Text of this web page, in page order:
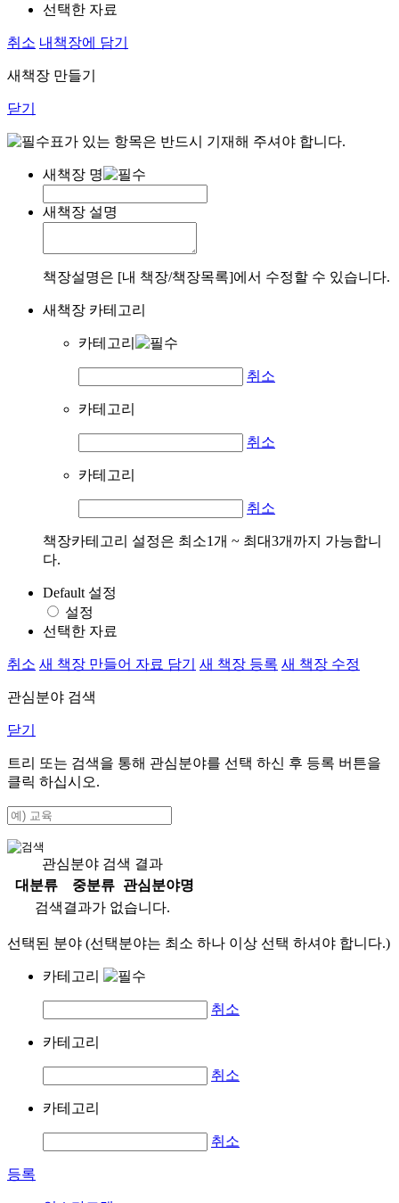
선택한 자료
취소 내책장에 담기
새책장 만들기
닫기
표가 있는 항목은 반드시 기재해 주셔야 합니다.
새책장 명
새책장 설명
책장설명은 [내 책장/책장목록]에서 수정할 수 있습니다.
새책장 카테고리
카테고리
취소
카테고리
취소
카테고리
취소
책장카테고리 설정은 최소1개 ~ 최대3개까지 가능합니
다.
Default 설정
설정
선택한 자료
취소 새 책장 만들어 자료 담기 새 책장 등록 새 책장 수정
관심분야 검색
닫기
트리 또는 검색을 통해 관심분야를 선택 하신 후 등록 버튼을
클릭 하십시오.
관심분야 검색 결과
대분류
중분류
관심분야명
검색결과가 없습니다.
선택된 분야 (선택분야는 최소 하나 이상 선택 하셔야 합니다.)
카테고리
취소
카테고리
취소
카테고리
취소
등록